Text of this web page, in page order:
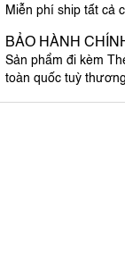
Miễn phí ship tất cả
BẢO HÀNH
Sản phẩm đi kèm
toàn quốc tuỳ